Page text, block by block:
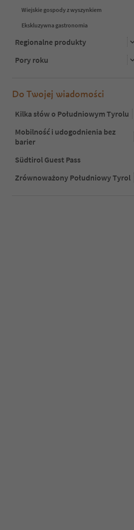
Wiejskie gospody z wyszynkiem
Ekskluzywna gastronomia
Regionalne produkty
Pory roku
Do Twojej wiadomości
Kilka słów o Południowym Tyrolu
Mobilność i udogodnienia bez
barier
Südtirol Guest Pass
Zrównoważony Południowy Tyrol